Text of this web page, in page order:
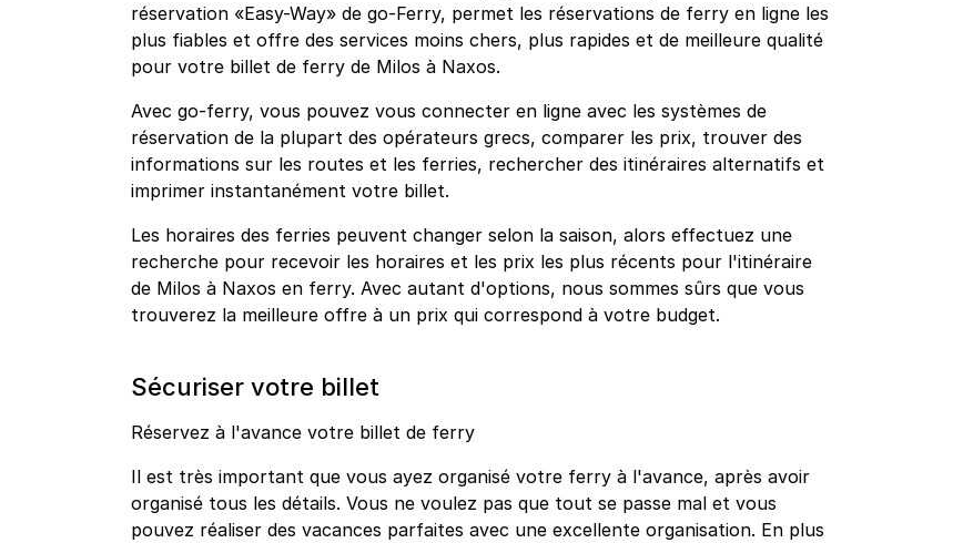
réservation «Easy-Way» de go-Ferry, permet les réservations de ferry en ligne les
plus fiables et offre des services moins chers, plus rapides et de meilleure qualité
pour votre billet de ferry de Milos à Naxos.
Avec go-ferry, vous pouvez vous connecter en ligne avec les systèmes de
réservation de la plupart des opérateurs grecs, comparer les prix, trouver des
informations sur les routes et les ferries, rechercher des itinéraires alternatifs et
imprimer instantanément votre billet.
Les horaires des ferries peuvent changer selon la saison, alors effectuez une
recherche pour recevoir les horaires et les prix les plus récents pour l'itinéraire
de Milos à Naxos en ferry. Avec autant d'options, nous sommes sûrs que vous
trouverez la meilleure offre à un prix qui correspond à votre budget.
Sécuriser votre billet
Réservez à l'avance votre billet de ferry
Il est très important que vous ayez organisé votre ferry à l'avance, après avoir
organisé tous les détails. Vous ne voulez pas que tout se passe mal et vous
pouvez réaliser des vacances parfaites avec une excellente organisation. En plus